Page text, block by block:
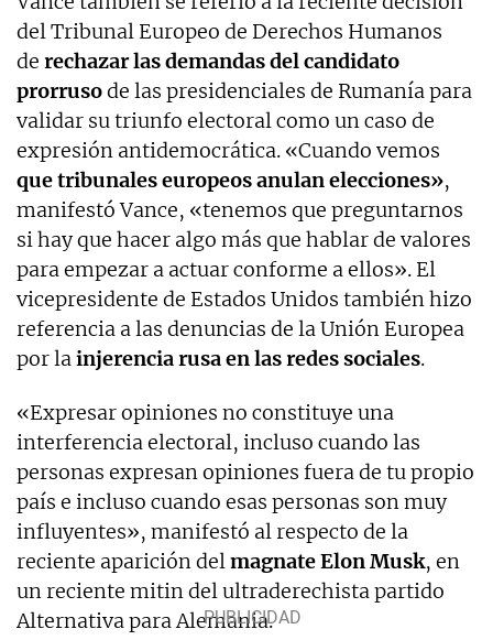
del Tribunal Europeo de Derechos Humanos
de rechazar las demandas del candidato
prorrusode las presidenciales de Rumanía para
validar su triunfo electoral como un caso de
expresión antidemocrática. «Cuando vemos
que tribunales europeos anulan elecciones»,
manifestó Vance, «tenemos que preguntarnos
si hay que hacer algo más que hablar de valores
para empezar a actuar conforme a ellos». El
vicepresidente de Estados Unidos también hizo
referencia a las denuncias de la Unión Europea
por lainjerencia rusa en las redes sociales.
«Expresar opiniones no constituye una
interferencia electoral, incluso cuando las
personas expresan opiniones fuera de tu propio
país e incluso cuando esas personas son muy
influyentes», manifestó al respecto de la
reciente aparición delmagnate Elon Musk, en
un reciente mitin del ultraderechista partido
Alternativa para Alemania.